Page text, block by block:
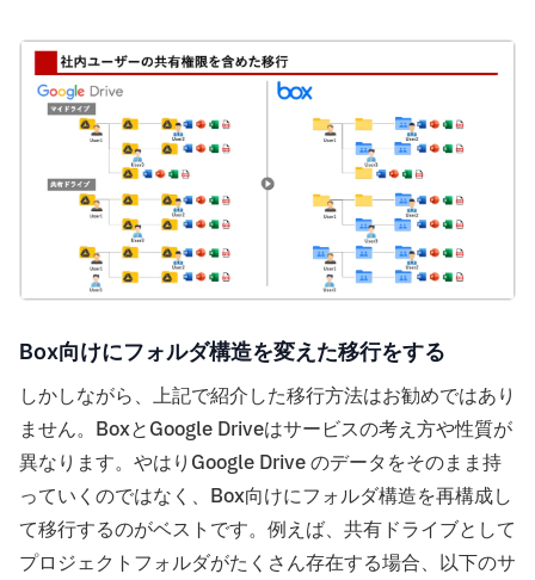
Box向けにフォルダ構造を変えた移行をする
しかしながら、上記で紹介した移行方法はお勧めではあり
ません。BoxとGoogle Driveはサービスの考え方や性質が
異なります。やはりGoogle Drive のデータをそのまま持
っていくのではなく、Box向けにフォルダ構造を再構成し
て移行するのがベストです。例えば、共有ドライブとして
プロジェクトフォルダがたくさん存在する場合、以下のサ